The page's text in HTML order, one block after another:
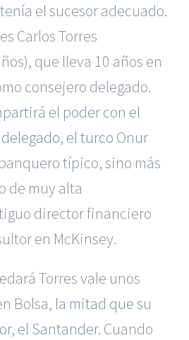
el sucesor adecuado.
Carlos Torres
que lleva 10 años en
consejero delegado.
el poder con el
el turco Onur
típico, sino más
de muy alta
director financiero
en McKinsey.
Torres vale unos
Bolsa, la mitad que su
el Santander. Cuando